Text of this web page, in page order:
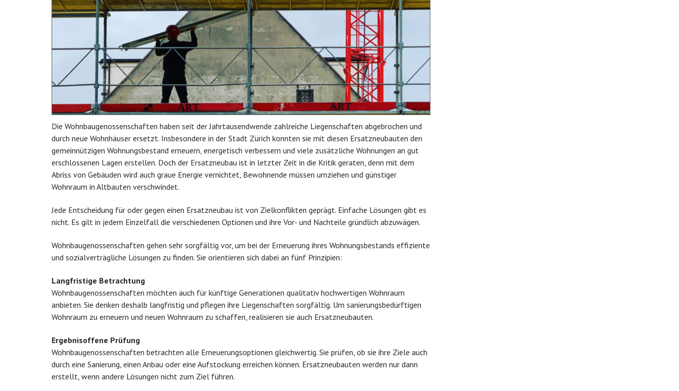
Die Wohnbaugenossenschaften haben seit der Jahrtausendwende zahlreiche Liegenschaften abgebrochen und
durch neue Wohnhäuser ersetzt. Insbesondere in der Stadt Zürich konnten sie mit diesen Ersatzneubauten den
gemeinnützigen Wohnungsbestand erneuern, energetisch verbessern und viele zusätzliche Wohnungen an gut
erschlossenen Lagen erstellen. Doch der Ersatzneubau ist in letzter Zeit in die Kritik geraten, denn mit dem
Abriss von Gebäuden wird auch graue Energie vernichtet, Bewohnende müssen umziehen und günstiger
Wohnraum in Altbauten verschwindet.
Jede Entscheidung für oder gegen einen Ersatzneubau ist von Zielkonflikten geprägt. Einfache Lösungen gibt es
nicht. Es gilt in jedem Einzelfall die verschiedenen Optionen und ihre Vor- und Nachteile gründlich abzuwägen.
Wohnbaugenossenschaften gehen sehr sorgfältig vor, um bei der Erneuerung ihres Wohnungsbestands effiziente
und sozialverträgliche Lösungen zu finden. Sie orientieren sich dabei an fünf Prinzipien:
Langfristige Betrachtung
Wohnbaugenossenschaften möchten auch für künftige Generationen qualitativ hochwertigen Wohnraum
anbieten. Sie denken deshalb langfristig und pflegen ihre Liegenschaften sorgfältig. Um sanierungsbedürftigen
Wohnraum zu erneuern und neuen Wohnraum zu schaffen, realisieren sie auch Ersatzneubauten.
Ergebnisoffene Prüfung
Wohnbaugenossenschaften betrachten alle Erneuerungsoptionen gleichwertig. Sie prüfen, ob sie ihre Ziele auch
durch eine Sanierung, einen Anbau oder eine Aufstockung erreichen können. Ersatzneubauten werden nur dann
erstellt, wenn andere Lösungen nicht zum Ziel führen.